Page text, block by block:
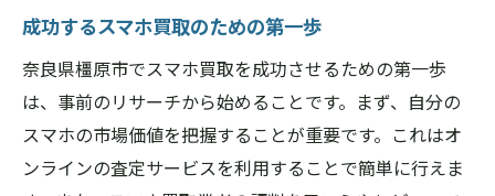
成功するスマホ買取のための第一歩
奈良県橿原市でスマホ買取を成功させるための第一歩
は、事前のリサーチから始めることです。まず、自分の
スマホの市場価値を把握することが重要です。これはオ
ンラインの査定サービスを利用することで簡単に行えま